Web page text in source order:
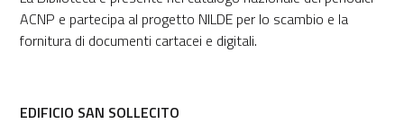
ACNP e partecipa al progetto NILDE per lo scambio e la
fornitura di documenti cartacei e digitali.
EDIFICIO SAN SOLLECITO